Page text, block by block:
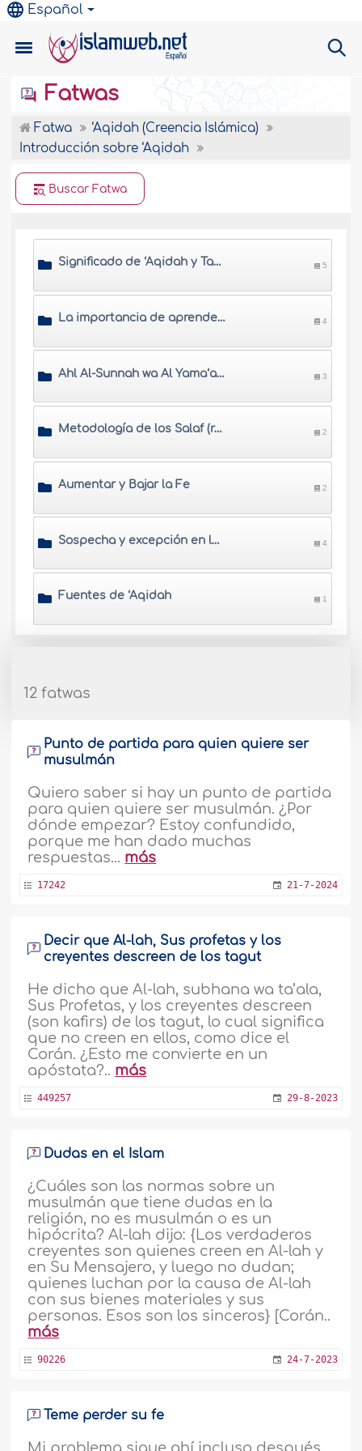
Español
Fatwas
Fatwa
‘Aqidah (Creencia Islámica)
Introducción sobre ‘Aqidah
Buscar Fatwa
Significado de ‘Aqidah y Tawhid 5
La importancia de aprender Al-Tawhid 4
Ahl Al-Sunnah wa Al Yama‘ah (Musulmanes Seguidores de ‘Aquida correcta y basada en el Corán y la Sunnah) 3
Metodología de los Salaf (rectos antecesores) en ‘Aqidah 2
Aumentar y Bajar la Fe 2
Sospecha y excepción en la creencia 4
Fuentes de ‘Aqidah 1
12 fatwas
Punto de partida para quien quiere ser
musulmán
Quiero saber si hay un punto de partida
para quien quiere ser musulmán. ¿Por
dónde empezar? Estoy confundido,
porque me han dado muchas
respuestas... más
17242 21-7-2024
Decir que Al-lah, Sus profetas y los
creyentes descreen de los tagut
He dicho que Al-lah, subhana wa ta’ala,
Sus Profetas, y los creyentes descreen
(son kafirs) de los tagut, lo cual significa
que no creen en ellos, como dice el
Corán. ¿Esto me convierte en un
apóstata?.. más
449257 29-8-2023
Dudas en el Islam
¿Cuáles son las normas sobre un
musulmán que tiene dudas en la
religión, no es musulmán o es un
hipócrita? Al-lah dijo: {Los verdaderos
creyentes son quienes creen en Al-lah y
en Su Mensajero, y luego no dudan;
quienes luchan por la causa de Al-lah
con sus bienes materiales y sus
personas. Esos son los sinceros} [Corán..
más
90226 24-7-2023
Teme perder su fe
Mi problema sigue ahí incluso después